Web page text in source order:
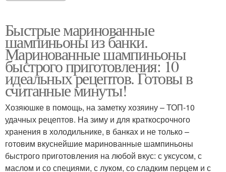
Быстрые маринованные
шампиньоны из банки.
Маринованные шампиньоны
быстрого приготовления: 10
идеальных рецептов. Готовы в
считанные минуты!
Хозяюшке в помощь, на заметку хозяину – ТОП-10
удачных рецептов. На зиму и для краткосрочного
хранения в холодильнике, в банках и не только –
готовим вкуснейшие маринованные шампиньоны
быстрого приготовления на любой вкус: с уксусом, с
маслом и со специями, с луком, со сладким перцем и с